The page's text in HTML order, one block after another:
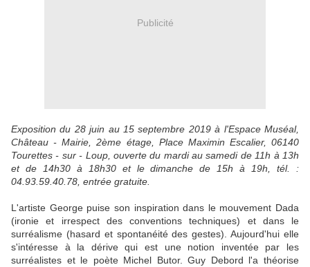
Publicité
Exposition du 28 juin au 15 septembre 2019 à l'Espace Muséal,
Château - Mairie, 2ème étage, Place Maximin Escalier, 06140
Tourettes - sur - Loup, ouverte du mardi au samedi de 11h à 13h
et de 14h30 à 18h30 et le dimanche de 15h à 19h, tél. :
04.93.59.40.78, entrée gratuite.
L'artiste George puise son inspiration dans le mouvement Dada
(ironie et irrespect des conventions techniques) et dans le
surréalisme (hasard et spontanéité des gestes). Aujourd'hui elle
s'intéresse à la dérive qui est une notion inventée par les
surréalistes et le poète Michel Butor. Guy Debord l'a théorise